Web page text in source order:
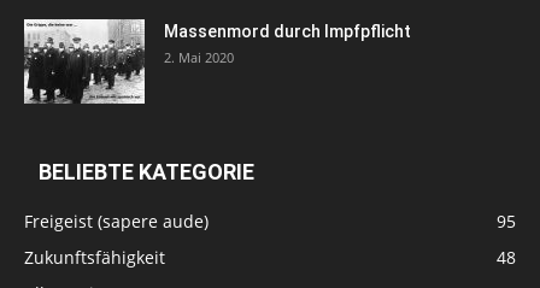
Massenmord durch Impfpflicht
2. Mai 2020
BELIEBTE KATEGORIE
Freigeist (sapere aude)
95
Zukunftsfähigkeit
48